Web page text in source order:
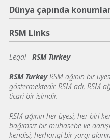
Dünya çapında
RSM Links
Legal - RSM Turkey
RSM TurkeyRSM ağının bir
göstermektedir. RSM adı, RSM
ticari bir isimdir.
RSM ağının her üyesi, her biri
bağımsız bir muhasebe ve
kendisi, herhangi bir yargı